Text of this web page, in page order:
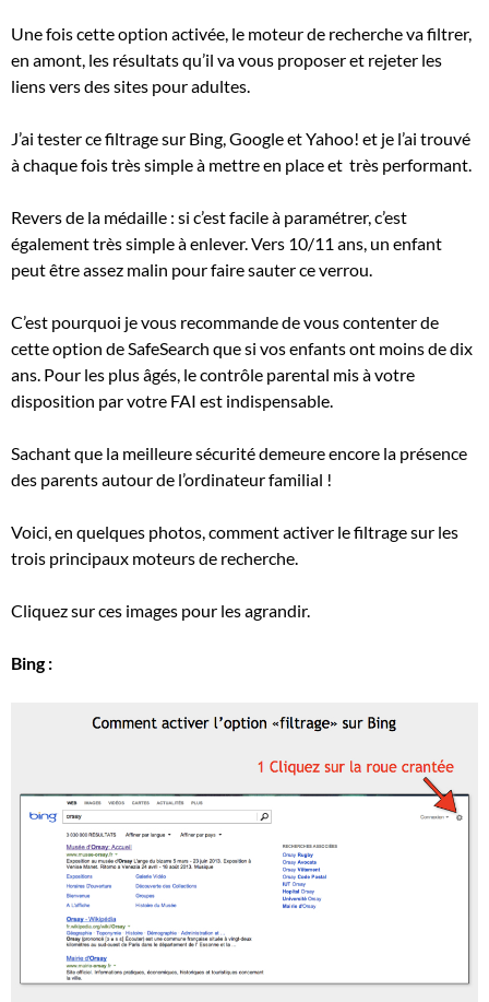
Une fois cette option activée, le moteur de recherche va filtrer,
en amont, les résultats qu’il va vous proposer et rejeter les
liens vers des sites pour adultes.
J’ai tester ce filtrage sur Bing, Google et Yahoo! et je l’ai trouvé
à chaque fois très simple à mettre en place et très performant.
Revers de la médaille : si c’est facile à paramétrer, c’est
également très simple à enlever. Vers 10/11 ans, un enfant
peut être assez malin pour faire sauter ce verrou.
C’est pourquoi je vous recommande de vous contenter de
cette option de SafeSearch que si vos enfants ont moins de dix
ans. Pour les plus âgés, le contrôle parental mis à votre
disposition par votre FAI est indispensable.
Sachant que la meilleure sécurité demeure encore la présence
des parents autour de l’ordinateur familial !
Voici, en quelques photos, comment activer le filtrage sur les
trois principaux moteurs de recherche.
Cliquez sur ces images pour les agrandir.
Bing :